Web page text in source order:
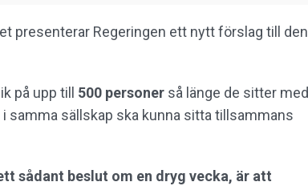
presenterar Regeringen ett nytt förslag till den
på upp till 500 personer så länge de sitter med
samma sällskap ska kunna sitta tillsammans
sådant beslut om en dryg vecka, är att